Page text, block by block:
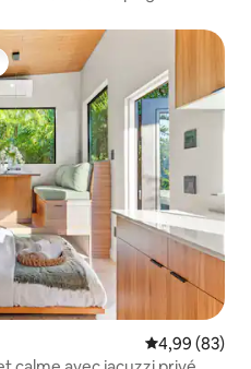
plus appréciés
Évaluation
4,99 (83)